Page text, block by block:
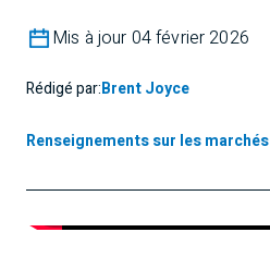
Mis à jour 04 février 2026
Rédigé par:Brent Joyce
Renseignements sur les marchés